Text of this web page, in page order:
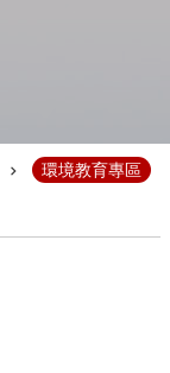
環境教育專區